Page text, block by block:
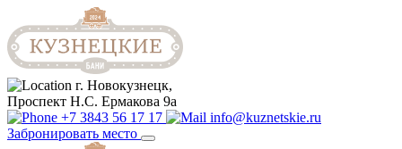
г. Новокузнецк,
Проспект Н.С. Ермакова 9а
+7 3843 56 17 17
info@kuznetskie.ru
Забронировать место